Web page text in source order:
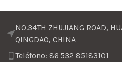
NO.34TH ZHUJIANG ROAD,
QINGDAO, CHINA
Teléfono: 86 532 85183101